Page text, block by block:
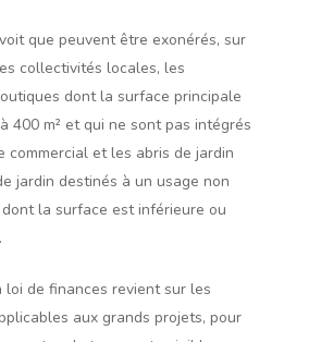
que peuvent être exonérés, sur
collectivités locales, les
dont la surface principale
400 m² et qui ne sont pas intégrés
commercial et les abris de jardin
jardin destinés à un usage non
la surface est inférieure ou
loi de finances revient sur les
aux grands projets, pour